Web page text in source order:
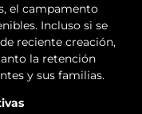
el campamento
Incluso si se
reciente creación,
la retención
y sus familias.